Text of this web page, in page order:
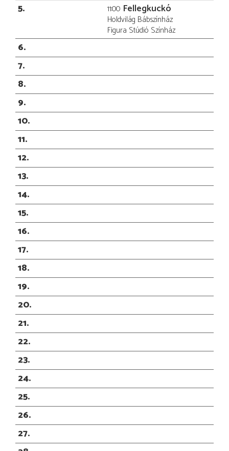
5
11:00 Fellegkuckó
Holdvilág Bábszínház
Figura Stúdió Színház
6
7
8
9
10
11
12
13
14
15
16
17
18
19
20
21
22
23
24
25
26
27